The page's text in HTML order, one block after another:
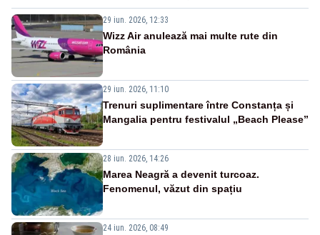
29 iun. 2026, 12:33
Wizz Air anulează mai multe rute din
România
29 iun. 2026, 11:10
Trenuri suplimentare între Constanța și
Mangalia pentru festivalul „Beach Please”
28 iun. 2026, 14:26
Marea Neagră a devenit turcoaz.
Fenomenul, văzut din spațiu
24 iun. 2026, 08:49